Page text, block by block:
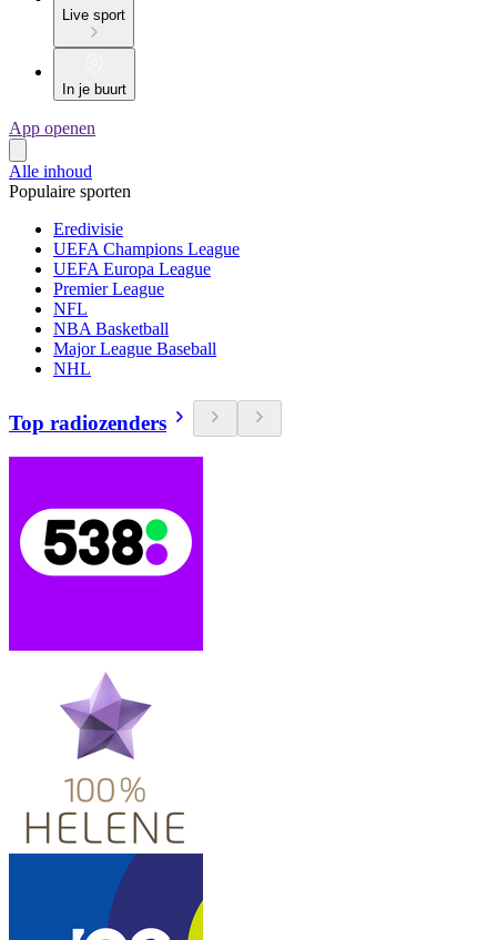
Live sport
In je buurt
App openen
Alle inhoud
Populaire sporten
Eredivisie
UEFA Champions League
UEFA Europa League
Premier League
NFL
NBA Basketball
Major League Baseball
NHL
Top radiozenders